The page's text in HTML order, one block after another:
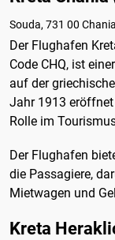
Souda, 731 00
Der Flughafen
Code CHQ, ist
auf der
Jahr 1913
Rolle im
Der Flughafen
die Passagiere,
Mietwagen und
Kreta